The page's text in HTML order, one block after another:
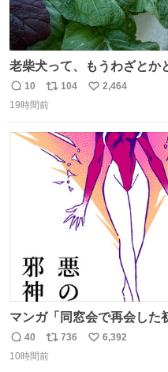
老柴犬って、もうわざとか
はまりにいくじゃないです
い主の間にはまってきて、
返
信
10
リ
ポ
ト
数
104
い
数
2,464
19時間前
マンガ「同窓会で再会した
返
信
40
リ
ポ
736
い
6,392
10時間前